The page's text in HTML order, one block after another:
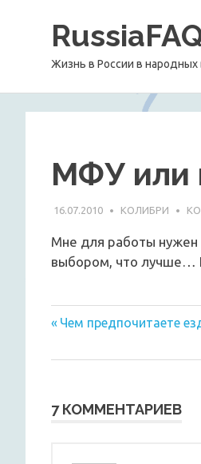
содержимому
Жизнь в России в народных
МФУ или
16.07.2010 КОЛИБРИ
Мне для работы нужен
выбором, что лучше…
Навигация
по
Предыдущая
Чем предпочитаете
7 КОММЕНТАРИЕВ